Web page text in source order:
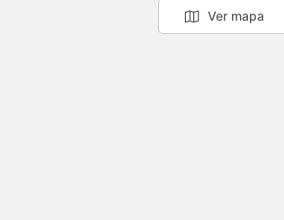
Ver mapa